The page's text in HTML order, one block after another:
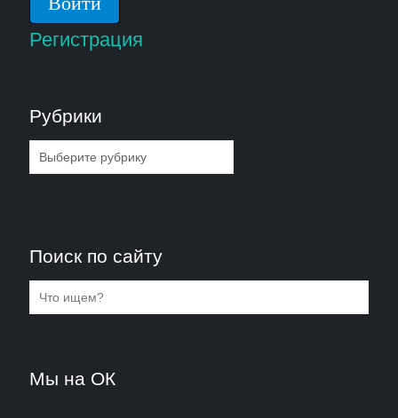
Регистрация
Рубрики
Рубрики
Поиск по сайту
Мы на ОК